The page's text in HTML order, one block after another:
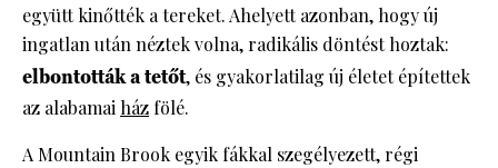
együtt kinőtték a tereket. Ahelyett azonban, hogy új
ingatlan után néztek volna, radikális döntést hoztak:
elbontották a tetőt, és gyakorlatilag új életet építettek
az alabamai ház fölé.
A Mountain Brook egyik fákkal szegélyezett, régi